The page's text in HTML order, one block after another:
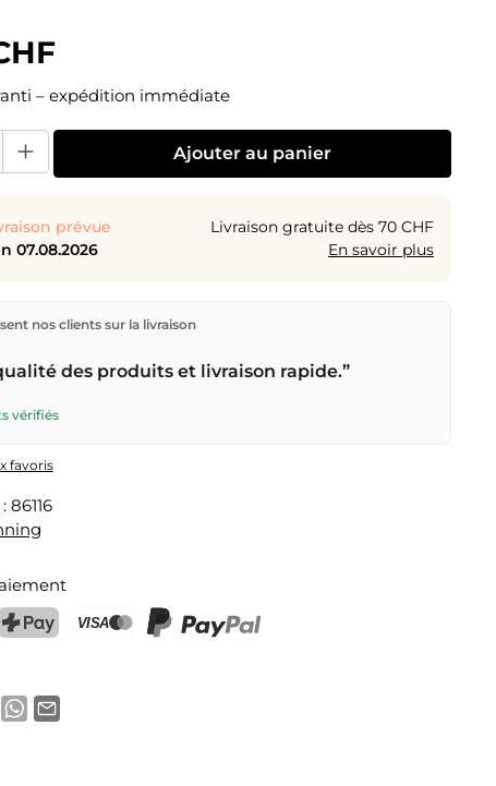
– expédition immédiate
: Entrez la quantité souhaitée ou utilisez les boutons pour augmenter
Ajouter au panier
prévue
07.08.2026
Livraison gratuite dès 70 CHF
En savoir plus
directement depuis notre entrepôt à Kriens, en
expédiées le jour même – livraison le
la Poste Suisse.
nos clients sur la livraison
des produits et livraison rapide.”
vérifiés
favoris
86116